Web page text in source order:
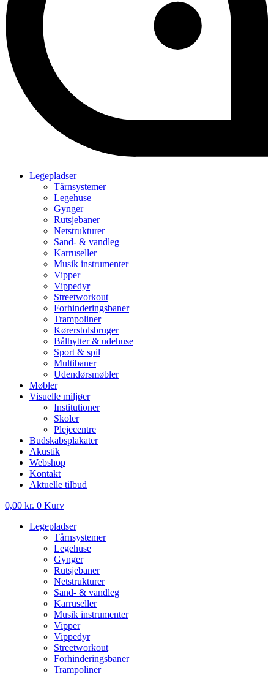
Legepladser
Tårnsystemer
Legehuse
Gynger
Rutsjebaner
Netstrukturer
Sand- & vandleg
Karruseller
Musik instrumenter
Vipper
Vippedyr
Streetworkout
Forhinderingsbaner
Trampoliner
Kørerstolsbruger
Bålhytter & udehuse
Sport & spil
Multibaner
Udendørsmøbler
Møbler
Visuelle miljøer
Institutioner
Skoler
Plejecentre
Budskabsplakater
Akustik
Webshop
Kontakt
Aktuelle tilbud
0,00 kr. 0 Kurv
Legepladser
Tårnsystemer
Legehuse
Gynger
Rutsjebaner
Netstrukturer
Sand- & vandleg
Karruseller
Musik instrumenter
Vipper
Vippedyr
Streetworkout
Forhinderingsbaner
Trampoliner